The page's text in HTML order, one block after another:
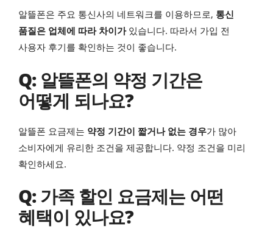
알뜰폰은 주요 통신사의 네트워크를 이용하므로, 통신
품질은 업체에 따라 차이가있습니다. 따라서 가입 전
사용자 후기를 확인하는 것이 좋습니다.
Q: 알뜰폰의 약정 기간은
어떻게 되나요?
알뜰폰 요금제는 약정 기간이 짧거나 없는 경우가 많아
소비자에게 유리한 조건을 제공합니다. 약정 조건을 미리
확인하세요.
Q: 가족 할인 요금제는 어떤
혜택이 있나요?